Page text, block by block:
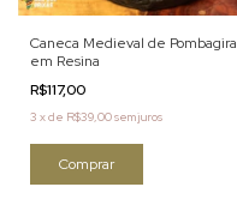
Caneca Medieval de Pombagira
em Resina
R$117,00
3 xde R$39,00sem juros